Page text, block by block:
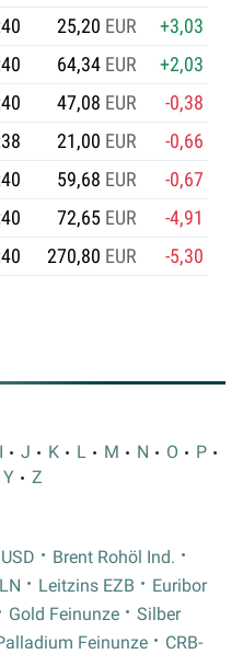
25,20 EUR
+3,03
64,34 EUR
+2,03
47,08 EUR
-0,38
21,00 EUR
-0,66
59,68 EUR
-0,67
72,65 EUR
-4,91
270,80 EUR -5,30
I J K L M N O
P
Y Z
Brent Rohöl Ind.
Leitzins EZB
Euribor
Gold Feinunze
Silber
Feinunze CRB-